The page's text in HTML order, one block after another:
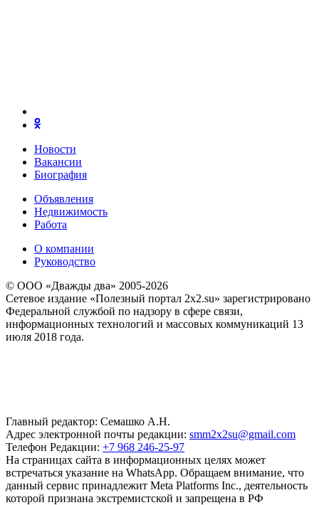
Новости
Вакансии
Биография
Объявления
Недвижимость
Работа
О компании
Руководство
© ООО «Дважды два» 2005-2026
Сетевое издание «Полезный портал 2x2.su» зарегистрировано
Федеральной службой по надзору в сфере связи,
информационных технологий и массовых коммуникаций 13
июля 2018 года.
Главный редактор: Семашко А.Н.
Адрес электронной почты редакции: smm2x2su@gmail.com
Телефон Редакции: +7 968 246-25-97
На страницах сайта в информационных целях может
встречаться указание на WhatsApp. Обращаем внимание, что
данный сервис принадлежит Meta Platforms Inc., деятельность
которой признана экстремистской и запрещена в РФ